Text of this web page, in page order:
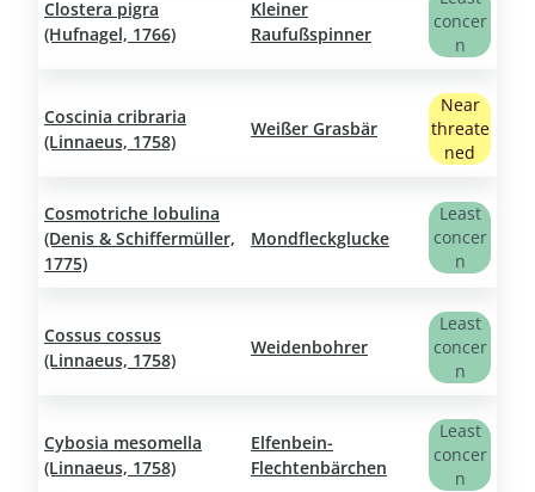
Clostera pigra
(Hufnagel, 1766)
Kleiner
Raufußspinner
concer
n
Coscinia cribraria
(Linnaeus, 1758)
Weißer Grasbär
Near
threate
ned
Cosmotriche lobulina
(Denis & Schiffermüller,
1775)
Mondfleckglucke
Least
concer
n
Cossus cossus
(Linnaeus, 1758)
Weidenbohrer
Least
concer
n
Cybosia mesomella
(Linnaeus, 1758)
Elfenbein-
Flechtenbärchen
Least
concer
n